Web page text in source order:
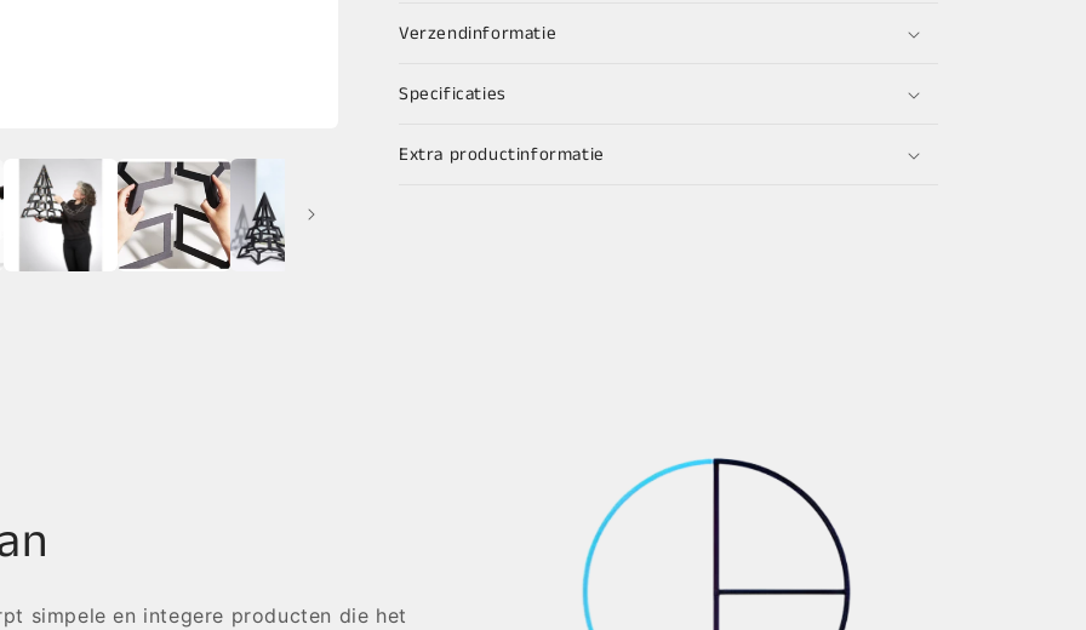
Verzendinformatie
Specificaties
Extra productinformatie
simpele en integere producten die het